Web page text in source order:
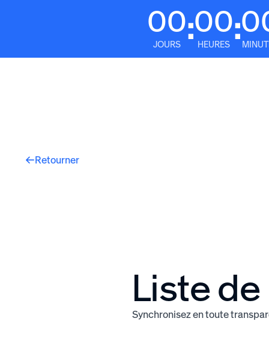
00
JOURS :00
HEURES :
Retourner
Liste
Synchronisez en toute